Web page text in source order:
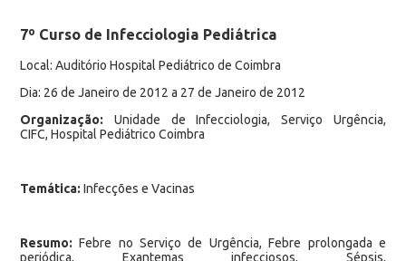
7º Curso de Infecciologia Pediátrica
Local: Auditório Hospital Pediátrico de Coimbra
Dia: 26 de Janeiro de 2012 a 27 de Janeiro de 2012
Organização: Unidade de Infecciologia, Serviço Urgência,
CIFC, Hospital Pediátrico Coimbra
Temática: Infecções e Vacinas
Resumo: Febre no Serviço de Urgência, Febre prolongada e
periódica, Exantemas infecciosos, Sépsis,